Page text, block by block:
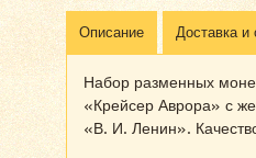
Описание Доставка и
Набор разменных
«Крейсер Аврора» с
«В. И. Ленин».